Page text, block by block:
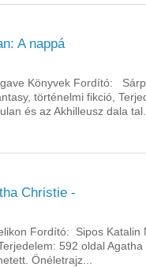
A ​nappá
Könyvek Fordító:
történelmi fikció,
és az Akhilleusz dala tal...
Christie -
Fordító: Sipos Katalin
592 oldal Agatha
Önéletrajz...